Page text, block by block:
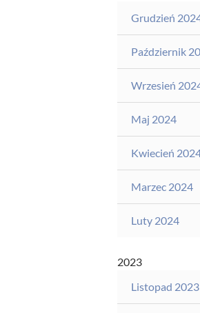
Grudzień
Październik
Wrzesień
Maj 2024
Kwiecień
Marzec 2024
Luty 2024
2023
Listopad 2023